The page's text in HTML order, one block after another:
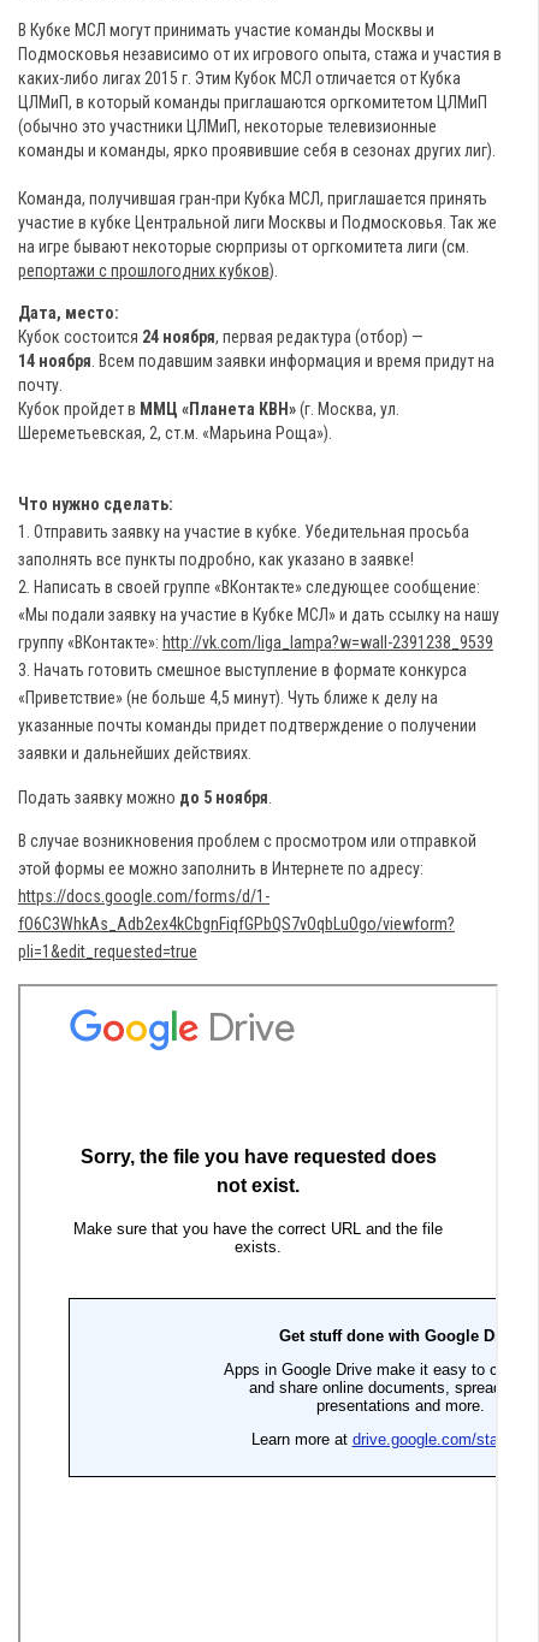
В Кубке МСЛ могут принимать участие команды Москвы и
Подмосковья независимо от их игрового опыта, стажа и участия в
каких-либо лигах 2015 г. Этим Кубок МСЛ отличается от Кубка
ЦЛМиП, в который команды приглашаются оргкомитетом ЦЛМиП
(обычно это участники ЦЛМиП, некоторые телевизионные
команды и команды, ярко проявившие себя в сезонах других лиг).
Команда, получившая гран-при Кубка МСЛ, приглашается принять
участие в кубке Центральной лиги Москвы и Подмосковья. Так же
на игре бывают некоторые сюрпризы от оргкомитета лиги (см.
репортажи с прошлогодних кубков).
Дата, место:
Кубок состоится 24 ноября, первая редактура (отбор) —
14 ноября . Всем подавшим заявки информация и время придут на
почту.
Кубок пройдет в ММЦ «Планета КВН»(г. Москва, ул.
Шереметьевская, 2, ст.м. «Марьина Роща»).
Что нужно сделать:
1. Отправить заявку на участие в кубке. Убедительная просьба
заполнять все пункты подробно, как указано в заявке!
2. Написать в своей группе «ВКонтакте» следующее сообщение:
«Мы подали заявку на участие в Кубке МСЛ» и дать ссылку на нашу
группу «ВКонтакте»: http://vk.com/liga_lampa?w=wall-2391238_9539
3. Начать готовить смешное выступление в формате конкурса
«Приветствие» (не больше 4,5 минут). Чуть ближе к делу на
указанные почты команды придет подтверждение о получении
заявки и дальнейших действиях.
Подать заявку можно до 5 ноября
В случае возникновения проблем с просмотром или отправкой
этой формы ее можно заполнить в Интернете по адресу:
https://docs.google.com/forms/d/1-
fO6C3WhkAs_Adb2ex4kCbgnFiqfGPbQS7vOqbLuOgo/viewform?
pli=1&edit_requested=true